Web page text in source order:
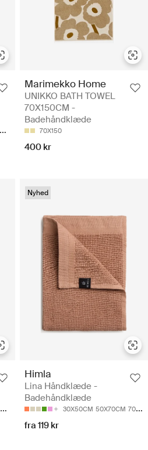
Marimekko Home
UNIKKO BATH TOWEL
70X150CM -
Badehåndklæde
70X150
400 kr
Nyhed
Himla
Lina Håndklæde -
Badehåndklæde
30X50CM 50X70CM 70X140CM
fra 119 kr